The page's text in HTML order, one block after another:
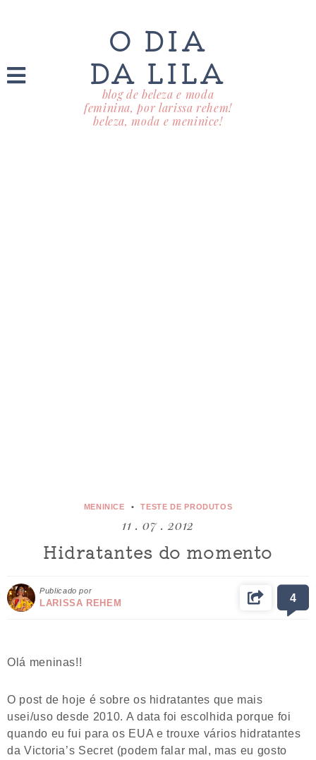
O DIA
DA LILA
blog de beleza e moda
feminina, por larissa rehem!
beleza, moda e meninice!
MENINICE TESTE DE PRODUTOS
11 . 07 . 2012
Hidratantes do momento
Publicado por
LARISSA REHEM 4
Olá meninas!!
O post de hoje é sobre os hidratantes que mais
usei/uso desde 2010. A data foi escolhida porque foi
quando eu fui para os EUA e trouxe vários hidratantes
da Victoria’s Secret (podem falar mal, mas eu gosto